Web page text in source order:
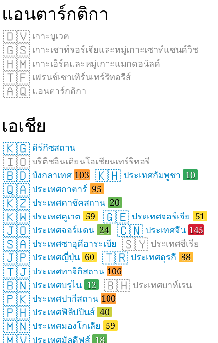
แอนตาร์กติกา
🇧🇻 เกาะบูเวต
🇬🇸 เกาะเซาท์จอร์เจียและหมู่เกาะเซาท์แซนด์วิช
🇭🇲 เกาะเฮิร์ดและหมู่เกาะแมกดอนัลด์
🇹🇫 เฟรนช์เซาเทิร์นเทร์ริทอรีส์
🇦🇶 แอนตาร์กติกา
เอเชีย
🇰🇬 คีร์กีซสถาน
🇮🇴 บริติชอินเดียนโอเชียนเทร์ริทอรี
🇧🇩 บังกลาเทศ 103 🇰🇭 ประเทศกัมพูชา 10
🇶🇦 ประเทศกาตาร์ 95
🇰🇿 ประเทศคาซัคสถาน 20
🇰🇼 ประเทศคูเวต 59 🇬🇪 ประเทศจอร์เจีย 51
🇯🇴 ประเทศจอร์แดน 24 🇨🇳 ประเทศจีน 145
🇸🇦 ประเทศซาอุดีอาระเบีย 🇸🇾 ประเทศซีเรีย
🇯🇵 ประเทศญี่ปุ่น 60 🇹🇷 ประเทศตุรกี 88
🇹🇯 ประเทศทาจิกิสถาน 106
🇧🇳 ประเทศบรูไน 12 🇧🇭 ประเทศบาห์เรน
🇵🇰 ประเทศปากีสถาน 100
🇵🇭 ประเทศฟิลิปปินส์ 40
🇲🇳 ประเทศมองโกเลีย 59
ประเทศมัลดีฟส์ 18